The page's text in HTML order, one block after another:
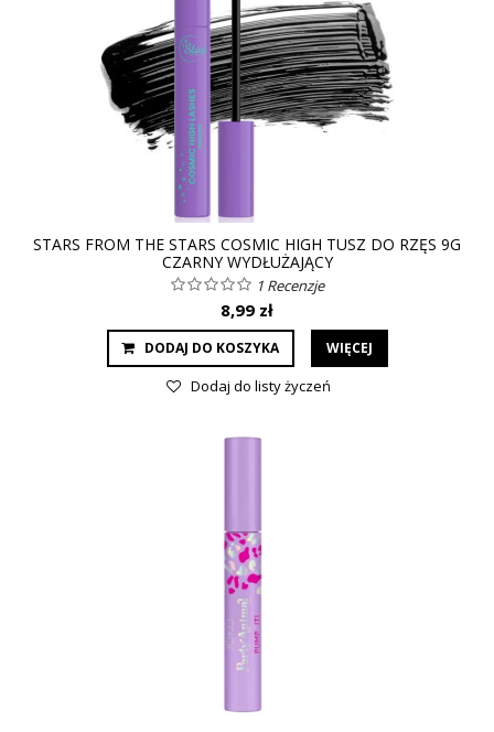
STARS FROM THE STARS COSMIC HIGH TUSZ DO RZĘS 9G
CZARNY WYDŁUŻAJĄCY
1 Recenzje
8,99 zł
DODAJ DO KOSZYKA WIĘCEJ
Dodaj do listy życzeń